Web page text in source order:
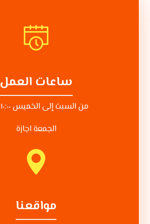
ساعات العمل
من السبت إلى الخميس ١٠:٠٠ - ٨:٠٠
الجمعة اجازة
مواقعنا